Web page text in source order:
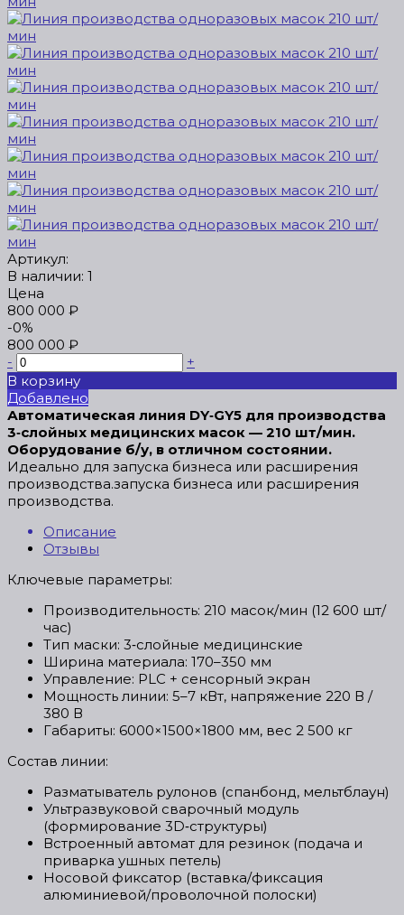
Артикул:
В наличии: 1
Цена
800 000 ₽
-0%
800 000 ₽
-
+
В корзину
Добавлено
Автоматическая линия DY‑GY5 для производства
3‑слойных медицинских масок — 210 шт/мин.
Оборудование б/у, в отличном состоянии.
Идеально для запуска бизнеса или расширения
производства.запуска бизнеса или расширения
производства.
Описание
Отзывы
Ключевые параметры:
Производительность: 210 масок/мин (12 600 шт/
час)
Тип маски: 3‑слойные медицинские
Ширина материала: 170–350 мм
Управление: PLC + сенсорный экран
Мощность линии: 5–7 кВт, напряжение 220 В /
380 В
Габариты: 6000×1500×1800 мм, вес 2 500 кг
Состав линии:
Разматыватель рулонов (спанбонд, мельтблаун)
Ультразвуковой сварочный модуль
(формирование 3D‑структуры)
Встроенный автомат для резинок (подача и
приварка ушных петель)
Носовой фиксатор (вставка/фиксация
алюминиевой/проволочной полоски)